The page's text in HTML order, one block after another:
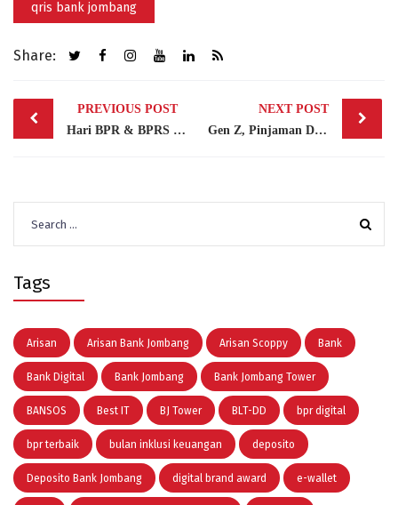
qris bank jombang
Share:
Post
navigation
PREVIOUS POST
Hari BPR & BPRS Nasional 2026: Bank Jombang Perkuat Layanan Digital melalui my Bank Jombang
NEXT POST
Gen Z, Pinjaman Daring (Online), dan Alarm Baru Tentang Literasi Keuangan Kita
for:
Tags
Arisan Arisan Bank Jombang Arisan Scoppy Bank
Bank Digital Bank Jombang Bank Jombang Tower
BANSOS Best IT BJ Tower BLT-DD bpr digital
bpr terbaik bulan inklusi keuangan deposito
Deposito Bank Jombang digital brand award e-wallet